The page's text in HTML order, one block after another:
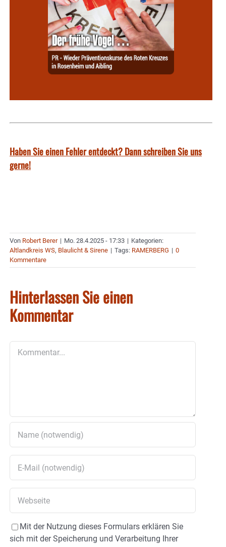
Haben Sie einen Fehler entdeckt? Dann schreiben Sie uns
gerne!
Von Robert Berer | Mo. 28.4.2025 - 17:33 | Kategorien:
Altlandkreis WS, Blaulicht & Sirene | Tags: RAMERBERG | 0
Kommentare
Hinterlassen Sie einen
Kommentar
Mit der Nutzung dieses Formulars erklären Sie
sich mit der Speicherung und Verarbeitung Ihrer